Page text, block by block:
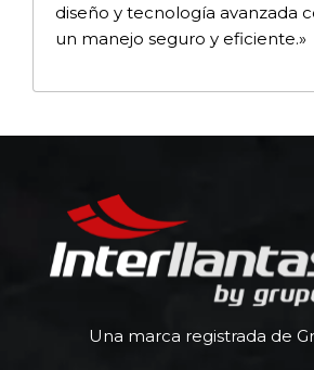
diseño y tecnología avanzada
un manejo seguro y eficiente.»
Una marca registrada de